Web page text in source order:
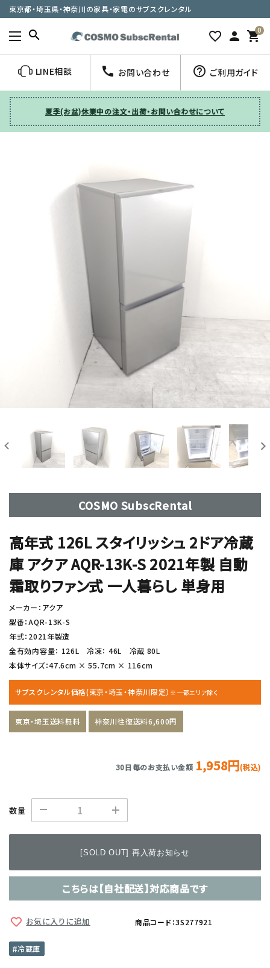
東京都・埼玉県・神奈川の家具・家電のサブスクレンタル
search favorite_border person 0
shopping_cart
LINE相談 call お問い合わせ help_outline ご利用ガイド
夏季(お盆)休業中の注文・出荷・お問い合わせについて
COSMO SubscRental
高年式 126L スタイリッシュ 2ドア冷蔵
庫 アクア AQR-13K-S 2021年製 自動
霜取りファン式 一人暮らし 単身用
メーカー：アクア
型番：AQR-13K-S
年式：2021年製造
全有効内容量： 126L 冷凍： 46L 冷蔵 80L
本体サイズ：47.6cm × 55.7cm × 116cm
サブスクレンタル価格(東京・埼玉・神奈川限定） ※一部エリア除く
東京・埼玉送料無料 神奈川往復送料6,600円
30日毎のお支払い金額 1,958円(税込)
数量
[SOLD OUT] 再入荷お知らせ
こちらは【自社配送】対応商品です
お気に入りに追加 商品コード：3S277921
冷蔵庫